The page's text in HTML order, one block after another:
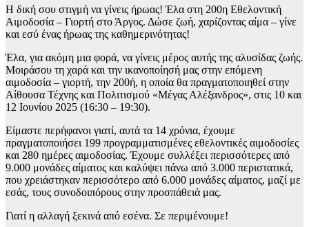
Η δική σου στιγμή να γίνεις ήρωας! Έλα στη 200η Εθελοντική
Αιμοδοσία – Γιορτή στο Άργος. Δώσε ζωή, χαρίζοντας αίμα – γίνε
και εσύ ένας ήρωας της καθημερινότητας!
Έλα, για ακόμη μια φορά, να γίνεις μέρος αυτής της αλυσίδας ζωής.
Μοιράσου τη χαρά και την ικανοποίησή μας στην επόμενη
αιμοδοσία – γιορτή, την 200ή, η οποία θα πραγματοποιηθεί στην
Αίθουσα Τέχνης και Πολιτισμού «Μέγας Αλέξανδρος», στις 10 και
12 Ιουνίου 2025 (16:30 – 19:30).
Είμαστε περήφανοι γιατί, αυτά τα 14 χρόνια, έχουμε
πραγματοποιήσει 199 προγραμματισμένες εθελοντικές αιμοδοσίες
και 280 ημέρες αιμοδοσίας. Έχουμε συλλέξει περισσότερες από
9.000 μονάδες αίματος και καλύψει πάνω από 3.000 περιστατικά,
που χρειάστηκαν περισσότερο από 6.000 μονάδες αίματος, μαζί με
εσάς, τους συνοδοιπόρους στην προσπάθειά μας.
Γιατί η αλλαγή ξεκινά από εσένα. Σε περιμένουμε!